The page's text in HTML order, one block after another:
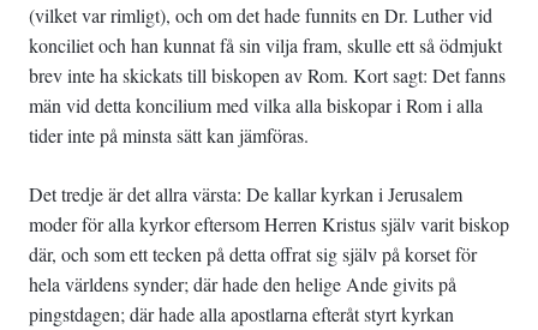
(vilket var rimligt), och om det hade funnits en Dr. Luther vid
konciliet och han kunnat få sin vilja fram, skulle ett så ödmjukt
brev inte ha skickats till biskopen av Rom. Kort sagt: Det fanns
män vid detta koncilium med vilka alla biskopar i Rom i alla
tider inte på minsta sätt kan jämföras.
Det tredje är det allra värsta: De kallar kyrkan i Jerusalem
moder för alla kyrkor eftersom Herren Kristus själv varit biskop
där, och som ett tecken på detta offrat sig själv på korset för
hela världens synder; där hade den helige Ande givits på
pingstdagen; där hade alla apostlarna efteråt styrt kyrkan